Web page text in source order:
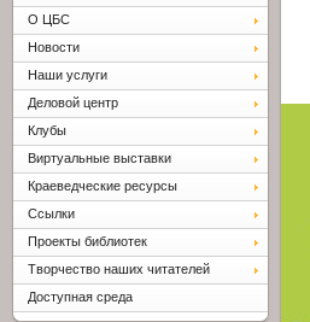
О ЦБС
Новости
Наши услуги
Деловой центр
Клубы
Виртуальные выставки
Краеведческие ресурсы
Ссылки
Проекты библиотек
Творчество наших читателей
Доступная среда